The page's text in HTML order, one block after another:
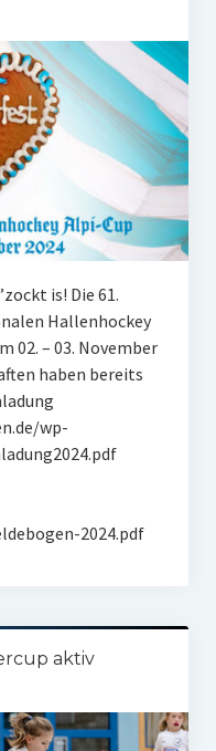
is! Die 61.
Hallenhockey
02. – 03. November
haben bereits
wp-
2024.pdf
aktiv